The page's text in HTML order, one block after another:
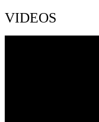
VIDEOS